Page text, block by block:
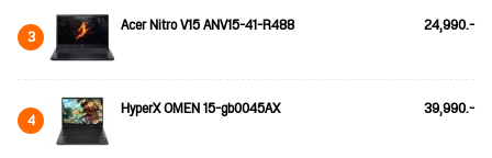
3 Acer Nitro V15 ANV15-41-R488 24,990.-
4 HyperX OMEN 15-gb0045AX 39,990.-